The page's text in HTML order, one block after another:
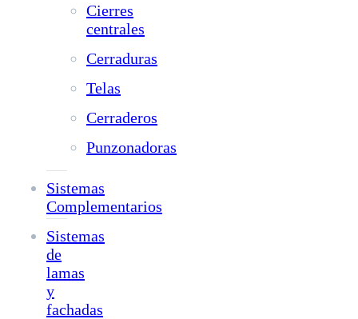
Cierres
centrales
Cerraduras
Telas
Cerraderos
Punzonadoras
Sistemas
Complementarios
Sistemas
de
lamas
y
fachadas